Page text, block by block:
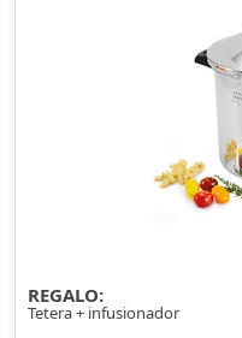
REGALO:
Tetera + infusionador